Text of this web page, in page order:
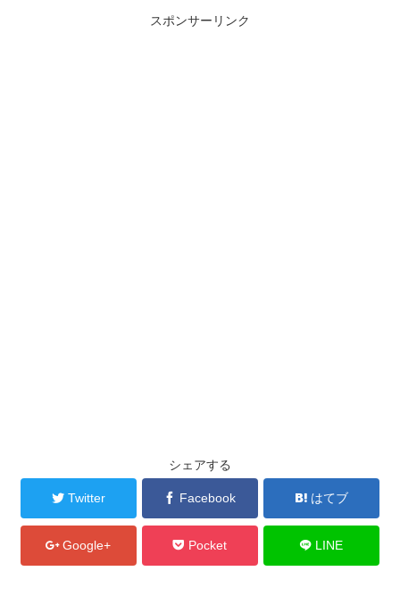
スポンサーリンク
シェアする
Twitter Facebook はてブ
Google+ Pocket LINE